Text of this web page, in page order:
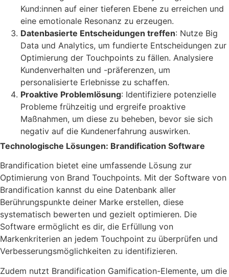
Kund:innen auf einer tieferen Ebene zu erreichen und
eine emotionale Resonanz zu erzeugen.
Datenbasierte Entscheidungen treffen: Nutze Big
Data und Analytics, um fundierte Entscheidungen zur
Optimierung der Touchpoints zu fällen. Analysiere
Kundenverhalten und -präferenzen, um
personalisierte Erlebnisse zu schaffen.
Proaktive Problemlösung: Identifiziere potenzielle
Probleme frühzeitig und ergreife proaktive
Maßnahmen, um diese zu beheben, bevor sie sich
negativ auf die Kundenerfahrung auswirken.
Technologische Lösungen: Brandification Software
Brandification bietet eine umfassende Lösung zur
Optimierung von Brand Touchpoints. Mit der Software von
Brandification kannst du eine Datenbank aller
Berührungspunkte deiner Marke erstellen, diese
systematisch bewerten und gezielt optimieren. Die
Software ermöglicht es dir, die Erfüllung von
Markenkriterien an jedem Touchpoint zu überprüfen und
Verbesserungsmöglichkeiten zu identifizieren.
Zudem nutzt Brandification Gamification-Elemente, um die